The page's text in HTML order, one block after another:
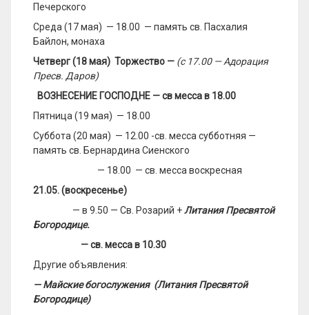
Печерского
Среда (17 мая) — 18.00 — память св. Пасхалия
Байлон, монаха
Четверг (18 мая) Торжество — (с 17.00 — Адорация
Пресв. Даров)
ВОЗНЕСЕНИЕ ГОСПОДНЕ — св месса в 18.00
Пятница (19 мая) — 18.00
Суббота (20 мая) — 12.00 -св. месса субботняя —
память св. Бернардина Сиенского
— 18.00 — св. месса воскресная
21.05. (воскресенье)
— в 9.50 — Св. Розарий +Литания Пресвятой
Богородице.
— св. месса в 10.30
Другие объявления:
— Майские богослужения (Литания Пресвятой
Богородице)